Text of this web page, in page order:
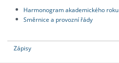
Harmonogram akademického roku
Směrnice a provozní řády
Zápisy